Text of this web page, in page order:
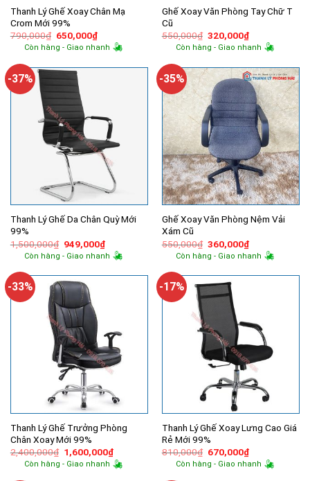
Thanh Lý Ghế Xoay Chân Mạ
Crom Mới 99%
790,000₫ Giá
gốc
là:
650,000₫Giá
hiện
tại
650,000₫.
Còn hàng - Giao nhanh
Ghế Xoay Văn Phòng Tay Chữ T
Cũ
550,000₫ Giá
gốc
là:
320,000₫Giá
hiện
tại
320,000₫.
Còn hàng - Giao nhanh
-37%
Thanh Lý Ghế Da Chân Quỳ Mới
99%
1,500,000₫ Giá
gốc
là:
949,000₫Giá
hiện
tại
949,000₫.
Còn hàng - Giao nhanh
-35%
Ghế Xoay Văn Phòng Nệm Vải
Xám Cũ
550,000₫ Giá
gốc
là:
360,000₫Giá
hiện
tại
360,000₫.
Còn hàng - Giao nhanh
-33%
Thanh Lý Ghế Trưởng Phòng
Chân Xoay Mới 99%
2,400,000₫ Giá
gốc
là:
1,600,000₫Giá
hiện
tại
Còn hàng - Giao nhanh
-17%
Thanh Lý Ghế Xoay Lưng Cao Giá
Rẻ Mới 99%
810,000₫ Giá
gốc
là:
670,000₫Giá
hiện
tại
Còn hàng - Giao nhanh